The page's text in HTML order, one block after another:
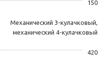
150
Механический 3-кулачковый,
механический 4-кулачковый
420